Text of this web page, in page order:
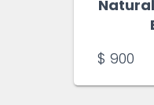
$ 900